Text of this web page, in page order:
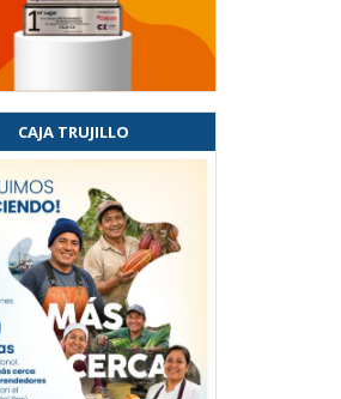
CAJA TRUJILLO